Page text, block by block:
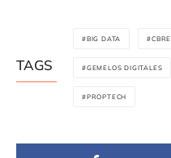
TAGS
BIG DATA CBRE
GEMELOS DIGITALES
PROPTECH